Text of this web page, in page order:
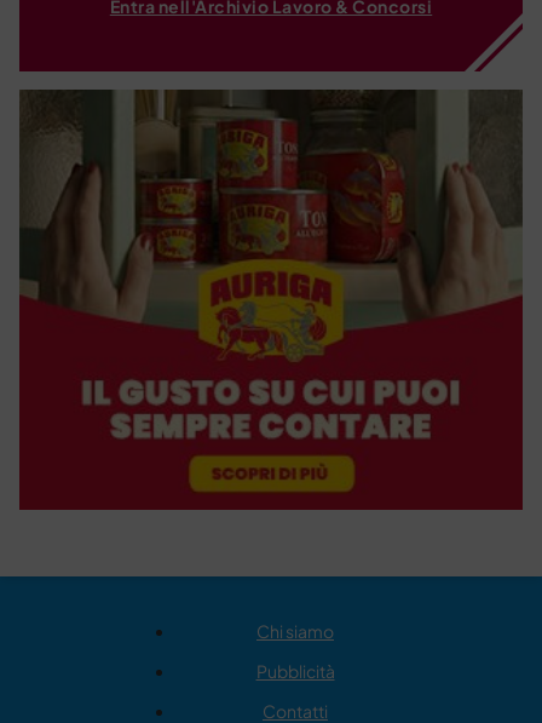
Entra nell'Archivio Lavoro & Concorsi
Chi siamo
Pubblicità
Contatti